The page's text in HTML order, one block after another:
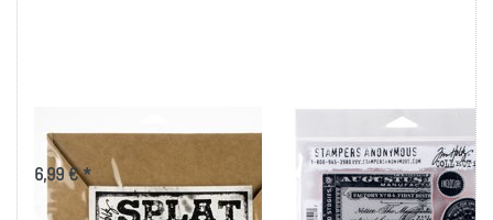
Tim Holtz Splatbox-
6,99 € *
Tim Holtz Cling
Stamps 7"X8.5"-
Etcetera